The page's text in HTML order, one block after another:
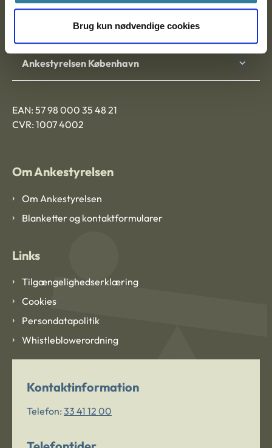
Brug kun nødvendige cookies
Ankestyrelsen Aalborg
Ankestyrelsen København
EAN: 57 98 000 35 48 21
CVR: 1007 4002
Om Ankestyrelsen
Om Ankestyrelsen
Blanketter og kontaktformularer
Links
Tilgængelighedserklæring
Cookies
Persondatapolitik
Whistleblowerordning
Kontaktinformation
Telefon: 33 41 12 00